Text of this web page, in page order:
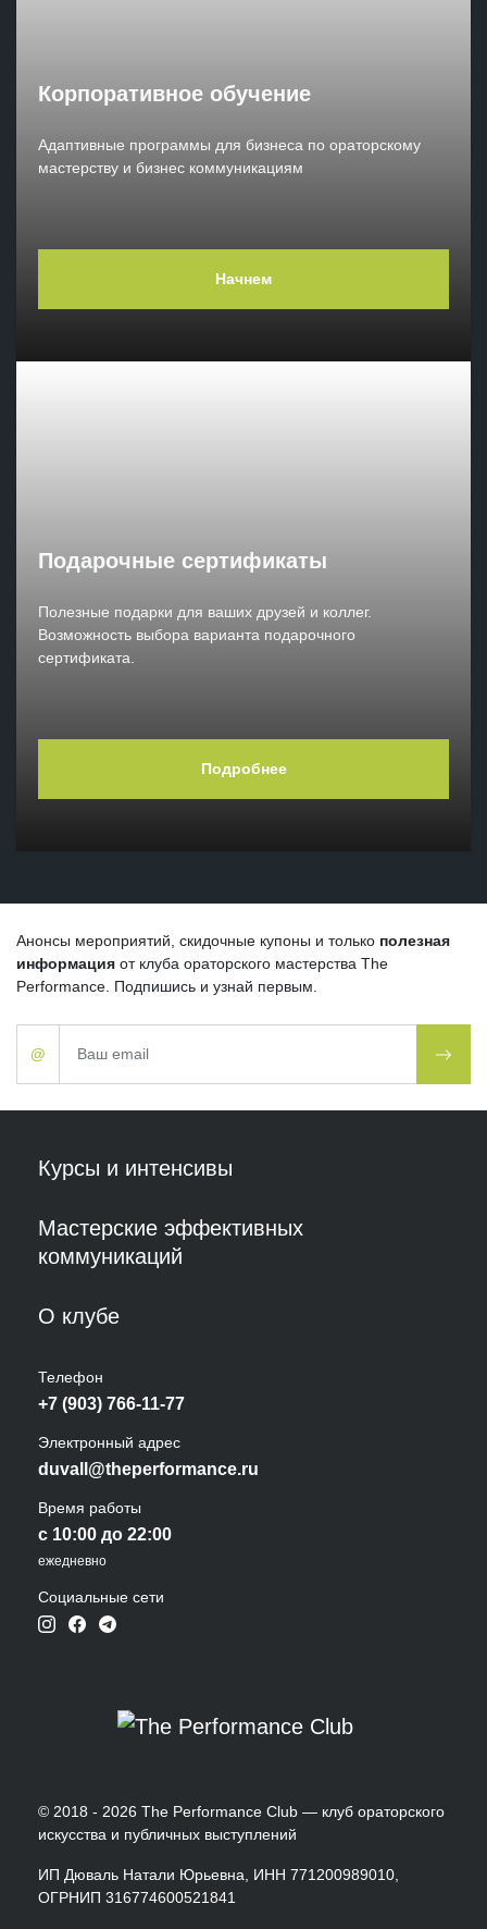
Корпоративное обучение
Адаптивные программы для бизнеса по ораторскому
мастерству и бизнес коммуникациям
Начнем
Подарочные сертификаты
Полезные подарки для ваших друзей и коллег.
Возможность выбора варианта подарочного
сертификата.
Подробнее
Анонсы мероприятий, скидочные купоны и только полезная
информация от клуба ораторского мастерства The
Performance . Подпишись и узнай первым.
@
Курсы и интенсивы
Мастерские эффективных
коммуникаций
О клубе
Телефон
+7 (903) 766-11-77
Электронный адрес
duvall@theperformance.ru
Время работы
с 10:00 до 22:00
ежедневно
Социальные сети
© 2018 - 2026 The Performance Club — клуб ораторского
искусства и публичных выступлений
ИП Дюваль Натали Юрьевна, ИНН 771200989010,
ОГРНИП 316774600521841